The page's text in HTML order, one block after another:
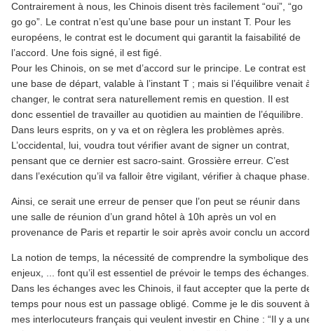
Contrairement à nous, les Chinois disent très facilement “oui”, “go
go go”. Le contrat n’est qu’une base pour un instant T. Pour les
européens, le contrat est le document qui garantit la faisabilité de
l’accord. Une fois signé, il est figé.
Pour les Chinois, on se met d’accord sur le principe. Le contrat est
une base de départ, valable à l’instant T ; mais si l’équilibre venait à
changer, le contrat sera naturellement remis en question. Il est
donc essentiel de travailler au quotidien au maintien de l’équilibre.
Dans leurs esprits, on y va et on règlera les problèmes après.
L’occidental, lui, voudra tout vérifier avant de signer un contrat,
pensant que ce dernier est sacro-saint. Grossière erreur. C’est
dans l’exécution qu’il va falloir être vigilant, vérifier à chaque phase.
Ainsi, ce serait une erreur de penser que l’on peut se réunir dans
une salle de réunion d’un grand hôtel à 10h après un vol en
provenance de Paris et repartir le soir après avoir conclu un accord.
La notion de temps, la nécessité de comprendre la symbolique des
enjeux, ... font qu’il est essentiel de prévoir le temps des échanges.
Dans les échanges avec les Chinois, il faut accepter que la perte de
temps pour nous est un passage obligé. Comme je le dis souvent à
mes interlocuteurs français qui veulent investir en Chine : “Il y a une